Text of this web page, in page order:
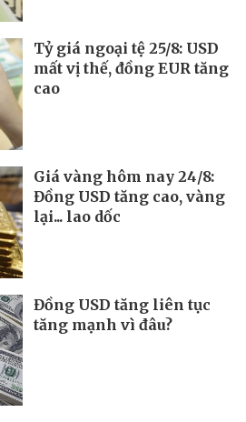
Tỷ giá ngoại tệ 25/8: USD
mất vị thế, đồng EUR tăng
cao
Giá vàng hôm nay 24/8:
Đồng USD tăng cao, vàng
lại... lao dốc
Đồng USD tăng liên tục
tăng mạnh vì đâu?